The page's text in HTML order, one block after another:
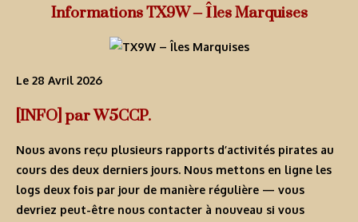
Informations TX9W – Îles Marquises
Le 28 Avril 2026
[INFO] par W5CCP.
Nous avons reçu plusieurs rapports d’activités pirates au
cours des deux derniers jours. Nous mettons en ligne les
logs deux fois par jour de manière régulière — vous
devriez peut-être nous contacter à nouveau si vous